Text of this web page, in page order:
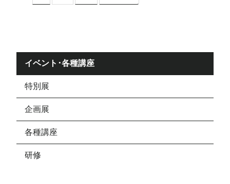
イベント･各種講座
特別展
企画展
各種講座
研修